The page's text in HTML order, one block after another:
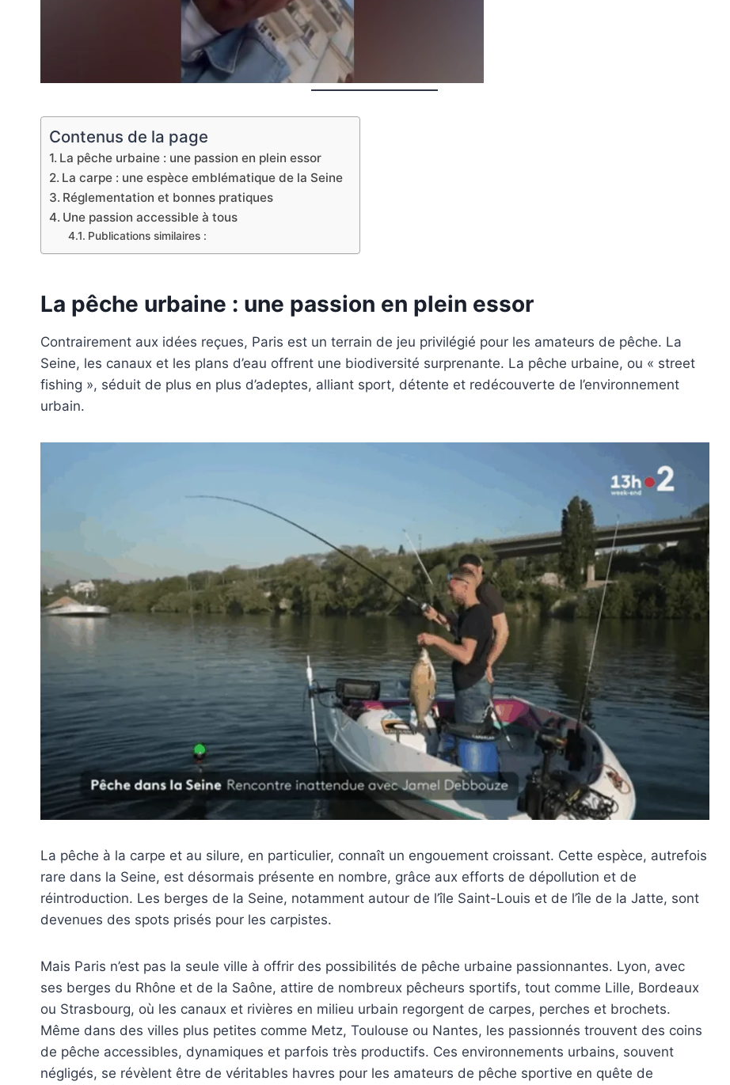
Contenus de la page
La pêche urbaine : une passion en plein essor
La carpe : une espèce emblématique de la Seine
Réglementation et bonnes pratiques
Une passion accessible à tous
Publications similaires :
La pêche urbaine : une passion en plein essor
Contrairement aux idées reçues, Paris est un terrain de jeu privilégié pour les amateurs de pêche. La
Seine, les canaux et les plans d’eau offrent une biodiversité surprenante. La pêche urbaine, ou « street
fishing », séduit de plus en plus d’adeptes, alliant sport, détente et redécouverte de l’environnement
urbain.
La pêche à la carpe et au silure, en particulier, connaît un engouement croissant. Cette espèce, autrefois
rare dans la Seine, est désormais présente en nombre, grâce aux efforts de dépollution et de
réintroduction. Les berges de la Seine, notamment autour de l’île Saint-Louis et de l’île de la Jatte, sont
devenues des spots prisés pour les carpistes.
Mais Paris n’est pas la seule ville à offrir des possibilités de pêche urbaine passionnantes. Lyon, avec
ses berges du Rhône et de la Saône, attire de nombreux pêcheurs sportifs, tout comme Lille, Bordeaux
ou Strasbourg, où les canaux et rivières en milieu urbain regorgent de carpes, perches et brochets.
Même dans des villes plus petites comme Metz, Toulouse ou Nantes, les passionnés trouvent des coins
de pêche accessibles, dynamiques et parfois très productifs. Ces environnements urbains, souvent
négligés, se révèlent être de véritables havres pour les amateurs de pêche sportive en quête de